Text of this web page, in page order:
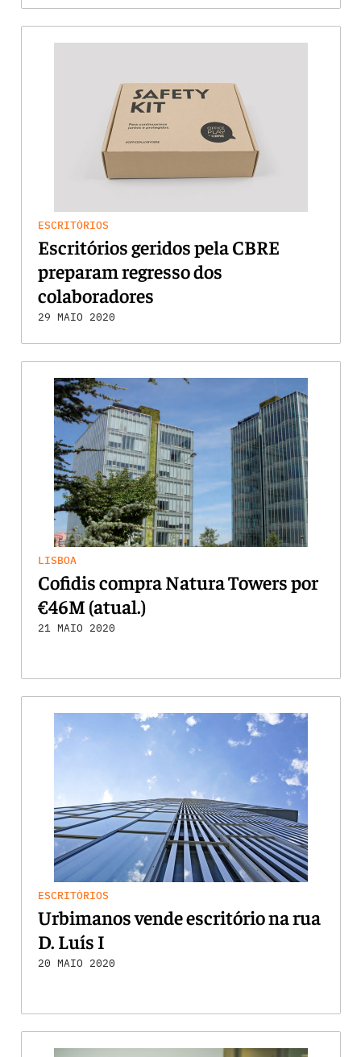
ESCRITÓRIOS
Escritórios geridos pela CBRE
preparam regresso dos
colaboradores
29 MAIO 2020
LISBOA
Cofidis compra Natura Towers por
€46M (atual.)
21 MAIO 2020
ESCRITÓRIOS
Urbimanos vende escritório na rua
D. Luís I
20 MAIO 2020